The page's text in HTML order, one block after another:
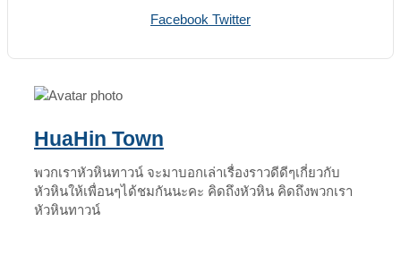
Facebook TwitterPrint
Share
Email
HuaHin Town
พวกเราหัวหินทาวน์ จะมาบอกเล่าเรื่องราวดีดีๆเกี่ยวกับ
หัวหินให้เพื่อนๆได้ชมกันนะคะ คิดถึงหัวหิน คิดถึงพวกเรา
หัวหินทาวน์